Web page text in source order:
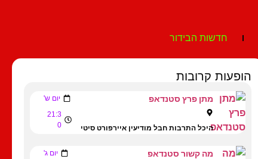
חדשות הבידור
הופעות קרובות
מתן פרץ סטנדאפ יום ש'
היכל התרבות חבל מודיעין איירפורט סיטי
21:3
0
מה קשור סטנדאפ יום ג'